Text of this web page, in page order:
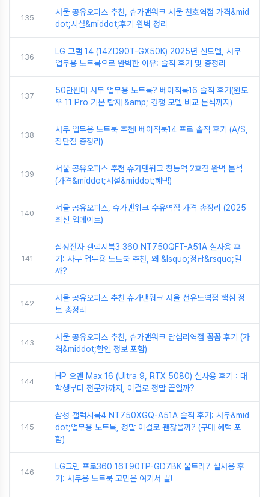
135
서울 공유오피스 추천, 슈가맨워크 서울 천호역점 가격&mid
dot;시설&middot;후기 완벽 정리
136
LG 그램 14 (14ZD90T-GX50K) 2025년 신모델, 사무
업무용 노트북으로 완벽한 이유: 솔직 후기 및 총정리
137
50만원대 사무 업무용 노트북? 베이직북16 솔직 후기(윈도
우 11 Pro 기본 탑재 &amp; 경쟁 모델 비교 분석까지)
138
사무 업무용 노트북 추천! 베이직북14 프로 솔직 후기 (A/S,
장단점 총정리)
139
서울 공유오피스 추천 슈가맨워크 창동역 2호점 완벽 분석
(가격&middot;시설&middot;혜택)
140
서울 공유오피스, 슈가맨워크 수유역점 가격 총정리 (2025
최신 업데이트)
141
삼성전자 갤럭시북3 360 NT750QFT-A51A 실사용 후
기: 사무 업무용 노트북 추천, 왜 &lsquo;정답&rsquo;일
까?
142
서울 공유오피스 추천 슈가맨워크 서울 선유도역점 핵심 정
보 총정리
143
서울 공유오피스 추천, 슈가맨워크 답십리역점 꼼꼼 후기 (가
격&middot;할인 정보 포함)
144
HP 오멘 Max 16 (Ultra 9, RTX 5080) 실사용 후기 : 대
학생부터 전문가까지, 이걸로 정말 끝일까?
145
삼성 갤럭시북4 NT750XGQ-A51A 솔직 후기: 사무&mid
dot;업무용 노트북, 정말 이걸로 괜찮을까? (구매 혜택 포
함)
146
LG그램 프로360 16T90TP-GD7BK 울트라7 실사용 후
기: 사무용 노트북 고민은 여기서 끝!